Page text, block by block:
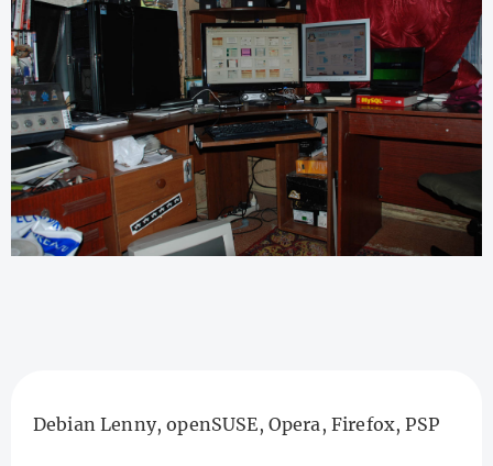
Debian Lenny, openSUSE, Opera, Firefox, PSP